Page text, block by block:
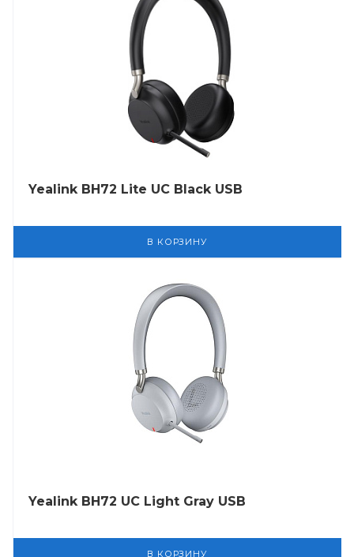
Yealink BH72 Lite UC Black USB
В КОРЗИНУ
Yealink BH72 UC Light Gray USB
В КОРЗИНУ